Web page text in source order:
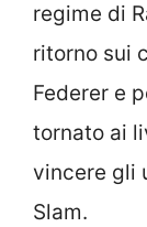
regime di
ritorno sui
Federer e
tornato ai
vincere gli
Slam.